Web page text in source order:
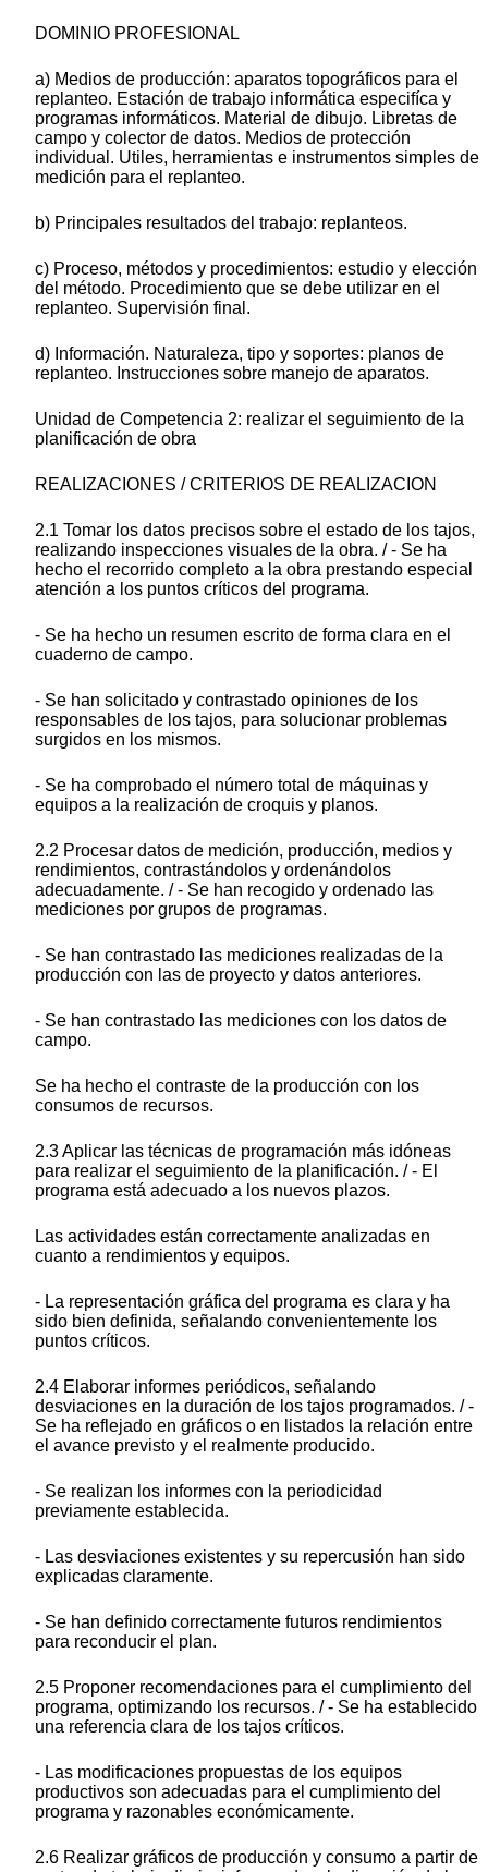
DOMINIO PROFESIONAL
a) Medios de producción: aparatos topográficos para el
replanteo. Estación de trabajo informática especifíca y
programas informáticos. Material de dibujo. Libretas de
campo y colector de datos. Medios de protección
individual. Utiles, herramientas e instrumentos simples de
medición para el replanteo.
b) Principales resultados del trabajo: replanteos.
c) Proceso, métodos y procedimientos: estudio y elección
del método. Procedimiento que se debe utilizar en el
replanteo. Supervisión final.
d) Información. Naturaleza, tipo y soportes: planos de
replanteo. Instrucciones sobre manejo de aparatos.
Unidad de Competencia 2: realizar el seguimiento de la
planificación de obra
REALIZACIONES / CRITERIOS DE REALIZACION
2.1 Tomar los datos precisos sobre el estado de los tajos,
realizando inspecciones visuales de la obra. / - Se ha
hecho el recorrido completo a la obra prestando especial
atención a los puntos críticos del programa.
- Se ha hecho un resumen escrito de forma clara en el
cuaderno de campo.
- Se han solicitado y contrastado opiniones de los
responsables de los tajos, para solucionar problemas
surgidos en los mismos.
- Se ha comprobado el número total de máquinas y
equipos a la realización de croquis y planos.
2.2 Procesar datos de medición, producción, medios y
rendimientos, contrastándolos y ordenándolos
adecuadamente. / - Se han recogido y ordenado las
mediciones por grupos de programas.
- Se han contrastado las mediciones realizadas de la
producción con las de proyecto y datos anteriores.
- Se han contrastado las mediciones con los datos de
campo.
Se ha hecho el contraste de la producción con los
consumos de recursos.
2.3 Aplicar las técnicas de programación más idóneas
para realizar el seguimiento de la planificación. / - El
programa está adecuado a los nuevos plazos.
Las actividades están correctamente analizadas en
cuanto a rendimientos y equipos.
- La representación gráfica del programa es clara y ha
sido bien definida, señalando convenientemente los
puntos críticos.
2.4 Elaborar informes periódicos, señalando
desviaciones en la duración de los tajos programados. / -
Se ha reflejado en gráficos o en listados la relación entre
el avance previsto y el realmente producido.
- Se realizan los informes con la periodicidad
previamente establecida.
- Las desviaciones existentes y su repercusión han sido
explicadas claramente.
- Se han definido correctamente futuros rendimientos
para reconducir el plan.
2.5 Proponer recomendaciones para el cumplimiento del
programa, optimizando los recursos. / - Se ha establecido
una referencia clara de los tajos críticos.
- Las modificaciones propuestas de los equipos
productivos son adecuadas para el cumplimiento del
programa y razonables económicamente.
2.6 Realizar gráficos de producción y consumo a partir de